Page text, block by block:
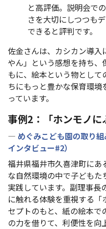
と高評価。説明会で
さを大切にしつつも
できると評判です。
佐金さんは、カシカン導
やん」という感想を持ち、
もに、絵本という物とし
ちにもっと豊かな保育環
っています。
事例2：「ホンモノに
― めぐみこども園の取り
インタビュー#2）
福井県福井市久喜津町に
な自然環境の中で子ども
実践しています。副理事
に触れる体験を重視する
セプトのもと、紙の絵本
の力を借りて、利便性を向